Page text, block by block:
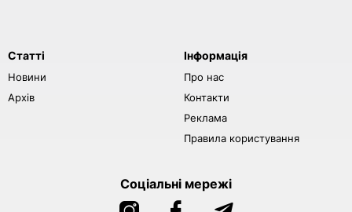
Статті
Новини
Архів
Інформація
Про нас
Контакти
Реклама
Правила користування
Соціальні мережі